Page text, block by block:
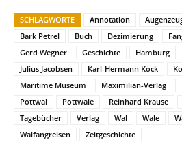
SCHLAGWORTE Annotation
Bark Petrel
Buch Dezimierung
Gerd Wegner
Geschichte Hamburg
Julius Jacobsen
Karl-Hermann Kock
Maritime Museum
Maximilian-Verlag
Pottwal
Pottwale Reinhard Krause
Tagebücher
Verlag Wal Wale
Walfangreisen
Zeitgeschichte